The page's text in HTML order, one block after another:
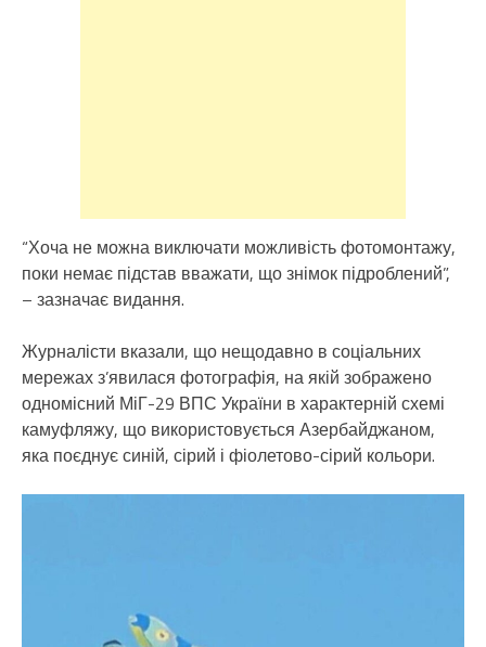
“Хоча не можна виключати можливість фотомонтажу,
поки немає підстав вважати, що знімок підроблений”,
– зазначає видання.
Журналісти вказали, що нещодавно в соціальних
мережах з’явилася фотографія, на якій зображено
одномісний МіГ-29 ВПС України в характерній схемі
камуфляжу, що використовується Азербайджаном,
яка поєднує синій, сірий і фіолетово-сірий кольори.